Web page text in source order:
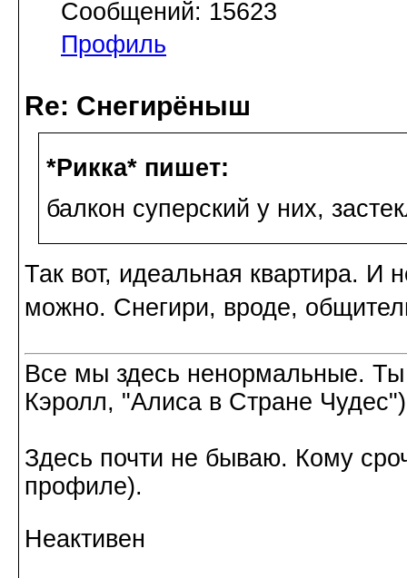
Сообщений: 15623
Профиль
Re: Снегирёныш
*Рикка* пишет:
балкон суперский у них,
Так вот, идеальная квартира. И
можно. Снегири, вроде,
Все мы здесь ненормальные.
Кэролл, "Алиса в Стране Чудес")
Здесь почти не бываю. Кому
профиле).
Неактивен